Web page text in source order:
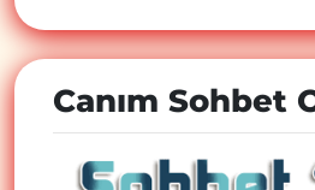
Canım Sohbet